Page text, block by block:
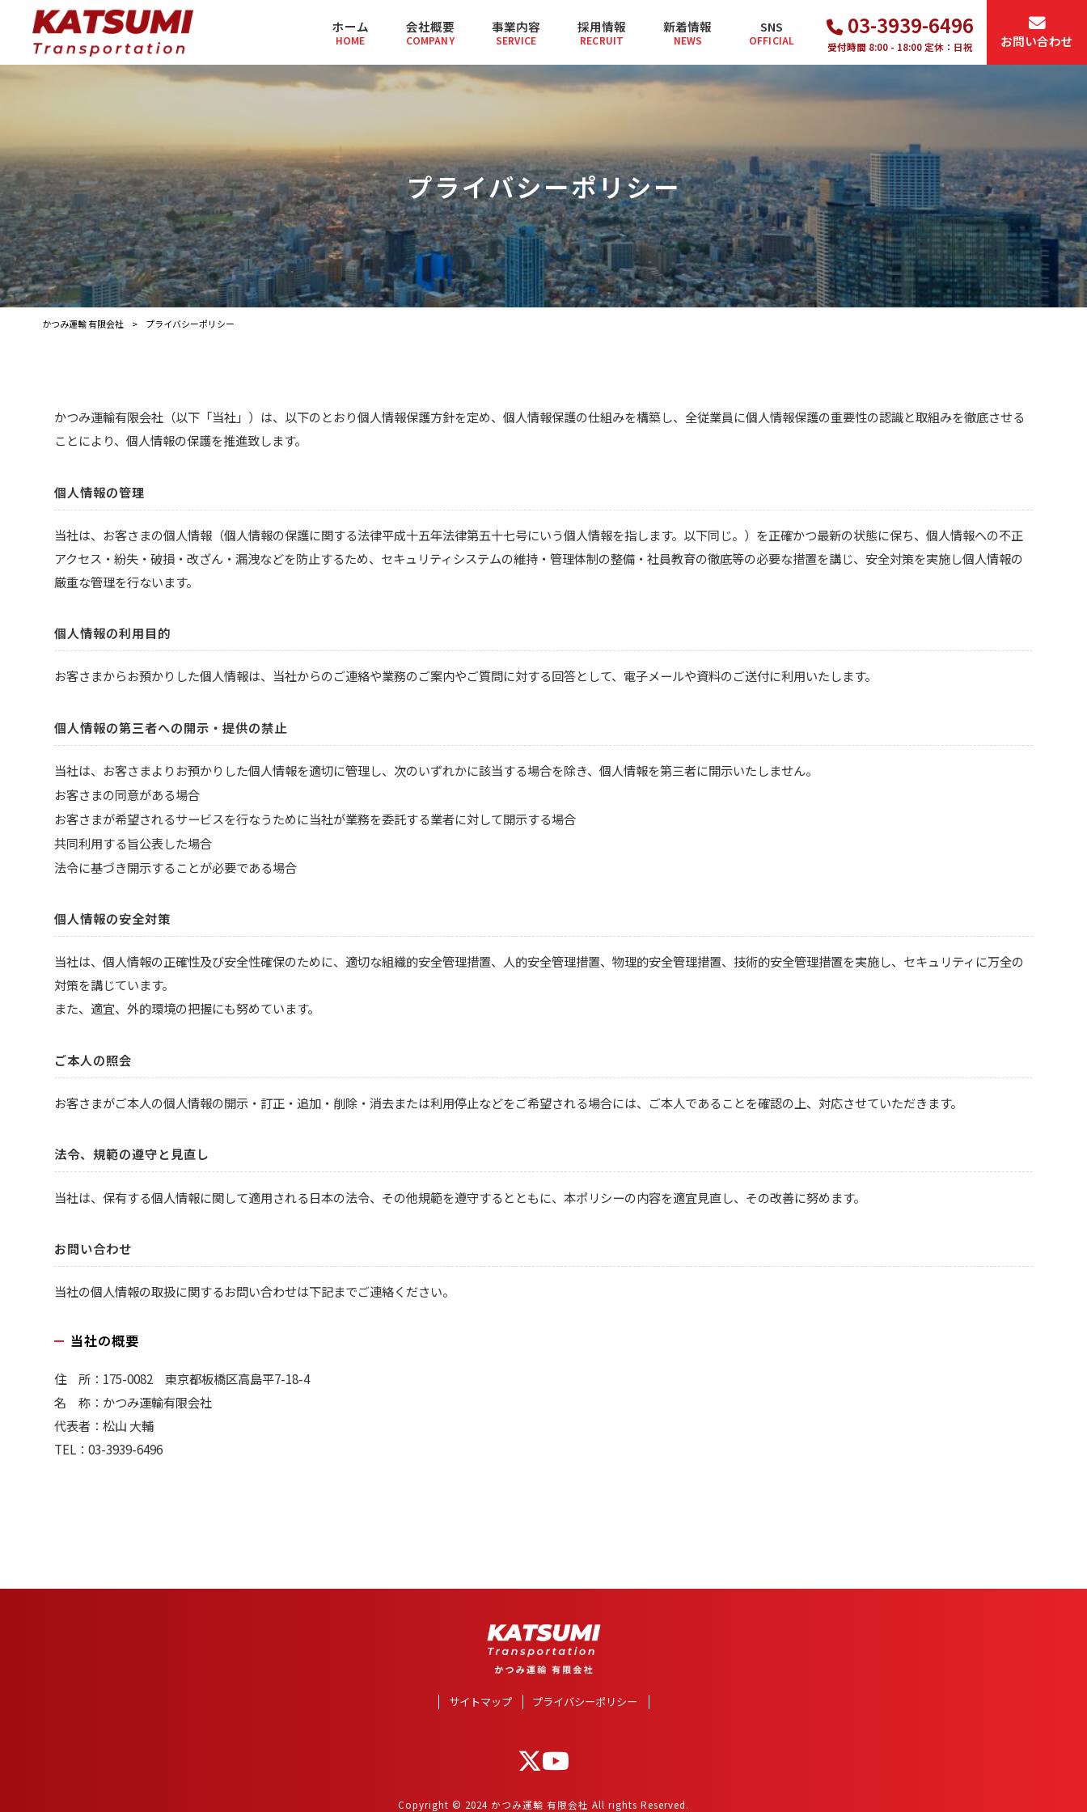
ホーム
HOME
会社概要
COMPANY
事業内容
SERVICE
採用情報
RECRUIT
新着情報
NEWS
SNS
OFFICIAL
03-3939-6496
受付時間 8:00 - 18:00 定休：日祝 お問い合わせ
プライバシーポリシー
かつみ運輸 有限会社 > プライバシーポリシー
かつみ運輸有限会社（以下「当社」）は、以下のとおり個人情報保護方針を定め、個人情報保護の仕組みを構築し、全従業員に個人情報保護の重要性の認識と取組みを徹底させる
ことにより、個人情報の保護を推進致します。
個人情報の管理
当社は、お客さまの個人情報（個人情報の保護に関する法律平成十五年法律第五十七号にいう個人情報を指します。以下同じ。）を正確かつ最新の状態に保ち、個人情報への不正
アクセス・紛失・破損・改ざん・漏洩などを防止するため、セキュリティシステムの維持・管理体制の整備・社員教育の徹底等の必要な措置を講じ、安全対策を実施し個人情報の
厳重な管理を行ないます。
個人情報の利用目的
お客さまからお預かりした個人情報は、当社からのご連絡や業務のご案内やご質問に対する回答として、電子メールや資料のご送付に利用いたします。
個人情報の第三者への開示・提供の禁止
当社は、お客さまよりお預かりした個人情報を適切に管理し、次のいずれかに該当する場合を除き、個人情報を第三者に開示いたしません。
お客さまの同意がある場合
お客さまが希望されるサービスを行なうために当社が業務を委託する業者に対して開示する場合
共同利用する旨公表した場合
法令に基づき開示することが必要である場合
個人情報の安全対策
当社は、個人情報の正確性及び安全性確保のために、適切な組織的安全管理措置、人的安全管理措置、物理的安全管理措置、技術的安全管理措置を実施し、セキュリティに万全の
対策を講じています。
また、適宜、外的環境の把握にも努めています。
ご本人の照会
お客さまがご本人の個人情報の開示・訂正・追加・削除・消去または利用停止などをご希望される場合には、ご本人であることを確認の上、対応させていただきます。
法令、規範の遵守と見直し
当社は、保有する個人情報に関して適用される日本の法令、その他規範を遵守するとともに、本ポリシーの内容を適宜見直し、その改善に努めます。
お問い合わせ
当社の個人情報の取扱に関するお問い合わせは下記までご連絡ください。
当社の概要
住 所：175-0082 東京都板橋区高島平7-18-4
名 称：かつみ運輸有限会社
代表者：松山 大輔
TEL：03-3939-6496
サイトマップ プライバシーポリシー
Copyright © 2024 かつみ運輸 有限会社 All rights Reserved.